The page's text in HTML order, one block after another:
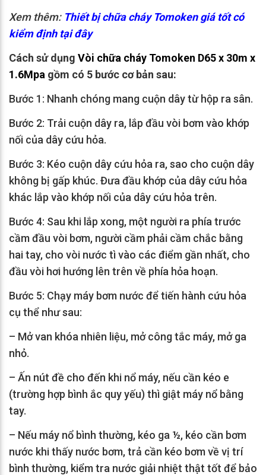
Xem thêm: Thiết bị chữa cháy Tomoken giá tốt có
kiểm định tại đây
Cách sử dụng Vòi chữa cháy Tomoken D65 x 30m x
1.6Mpa gồm có 5 bước cơ bản sau:
Bước 1: Nhanh chóng mang cuộn dây từ hộp ra sân.
Bước 2: Trải cuộn dây ra, lắp đầu vòi bơm vào khớp
nối của dây cứu hỏa.
Bước 3: Kéo cuộn dây cứu hỏa ra, sao cho cuộn dây
không bị gấp khúc. Đưa đầu khớp của dây cứu hỏa
khác lắp vào khớp nối của dây cứu hỏa trên.
Bước 4: Sau khi lắp xong, một người ra phía trước
cầm đầu vòi bơm, người cầm phải cầm chắc bằng
hai tay, cho vòi nước tì vào các điểm gần nhất, cho
đầu vòi hơi hướng lên trên về phía hỏa hoạn.
Bước 5: Chạy máy bơm nước để tiến hành cứu hỏa
cụ thể như sau:
– Mở van khóa nhiên liệu, mở công tắc máy, mở ga
nhỏ.
– Ấn nút đề cho đến khi nổ máy, nếu cần kéo e
(trường hợp bình ắc quy yếu) thì giật máy nổ bằng
tay.
– Nếu máy nổ bình thường, kéo ga ½, kéo cần bơm
nước khi thấy nước bơm, trả cần kéo bơm về vị trí
bình thường, kiểm tra nước giải nhiệt thật tốt để bảo